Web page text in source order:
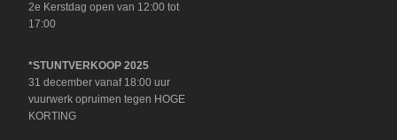
2e Kerstdag open van 12:00 tot
17:00
*STUNTVERKOOP 2025
31 december vanaf 18:00 uur
vuurwerk opruimen tegen HOGE
KORTING